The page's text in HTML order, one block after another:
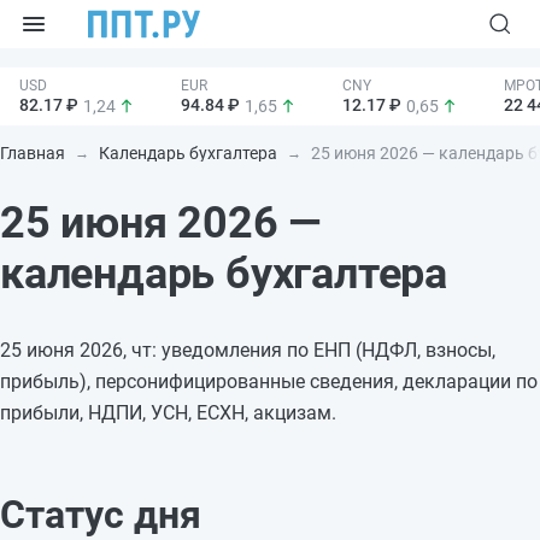
82.17 ₽ 1,24 94.84 ₽ 1,65 12.17 ₽ 0,65 22
Главная Календарь бухгалтера 25 июня 2026 — календарь
25 июня 2026 —
календарь бухгалтера
25 июня 2026, чт: уведомления по ЕНП (НДФЛ, взносы,
прибыль), персонифицированные сведения, декларации по
прибыли, НДПИ, УСН, ЕСХН, акцизам.
Статус дня